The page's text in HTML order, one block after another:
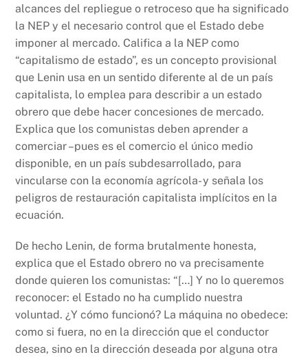
alcances del repliegue o retroceso que ha significado
la NEP y el necesario control que el Estado debe
imponer al mercado. Califica a la NEP como
“capitalismo de estado”, es un concepto provisional
que Lenin usa en un sentido diferente al de un país
capitalista, lo emplea para describir a un estado
obrero que debe hacer concesiones de mercado.
Explica que los comunistas deben aprender a
comerciar –pues es el comercio el único medio
disponible, en un país subdesarrollado, para
vincularse con la economía agrícola- y señala los
peligros de restauración capitalista implícitos en la
ecuación.
De hecho Lenin, de forma brutalmente honesta,
explica que el Estado obrero no va precisamente
donde quieren los comunistas: “[…] Y no lo queremos
reconocer: el Estado no ha cumplido nuestra
voluntad. ¿Y cómo funcionó? La máquina no obedece:
como si fuera, no en la dirección que el conductor
desea, sino en la dirección deseada por alguna otra